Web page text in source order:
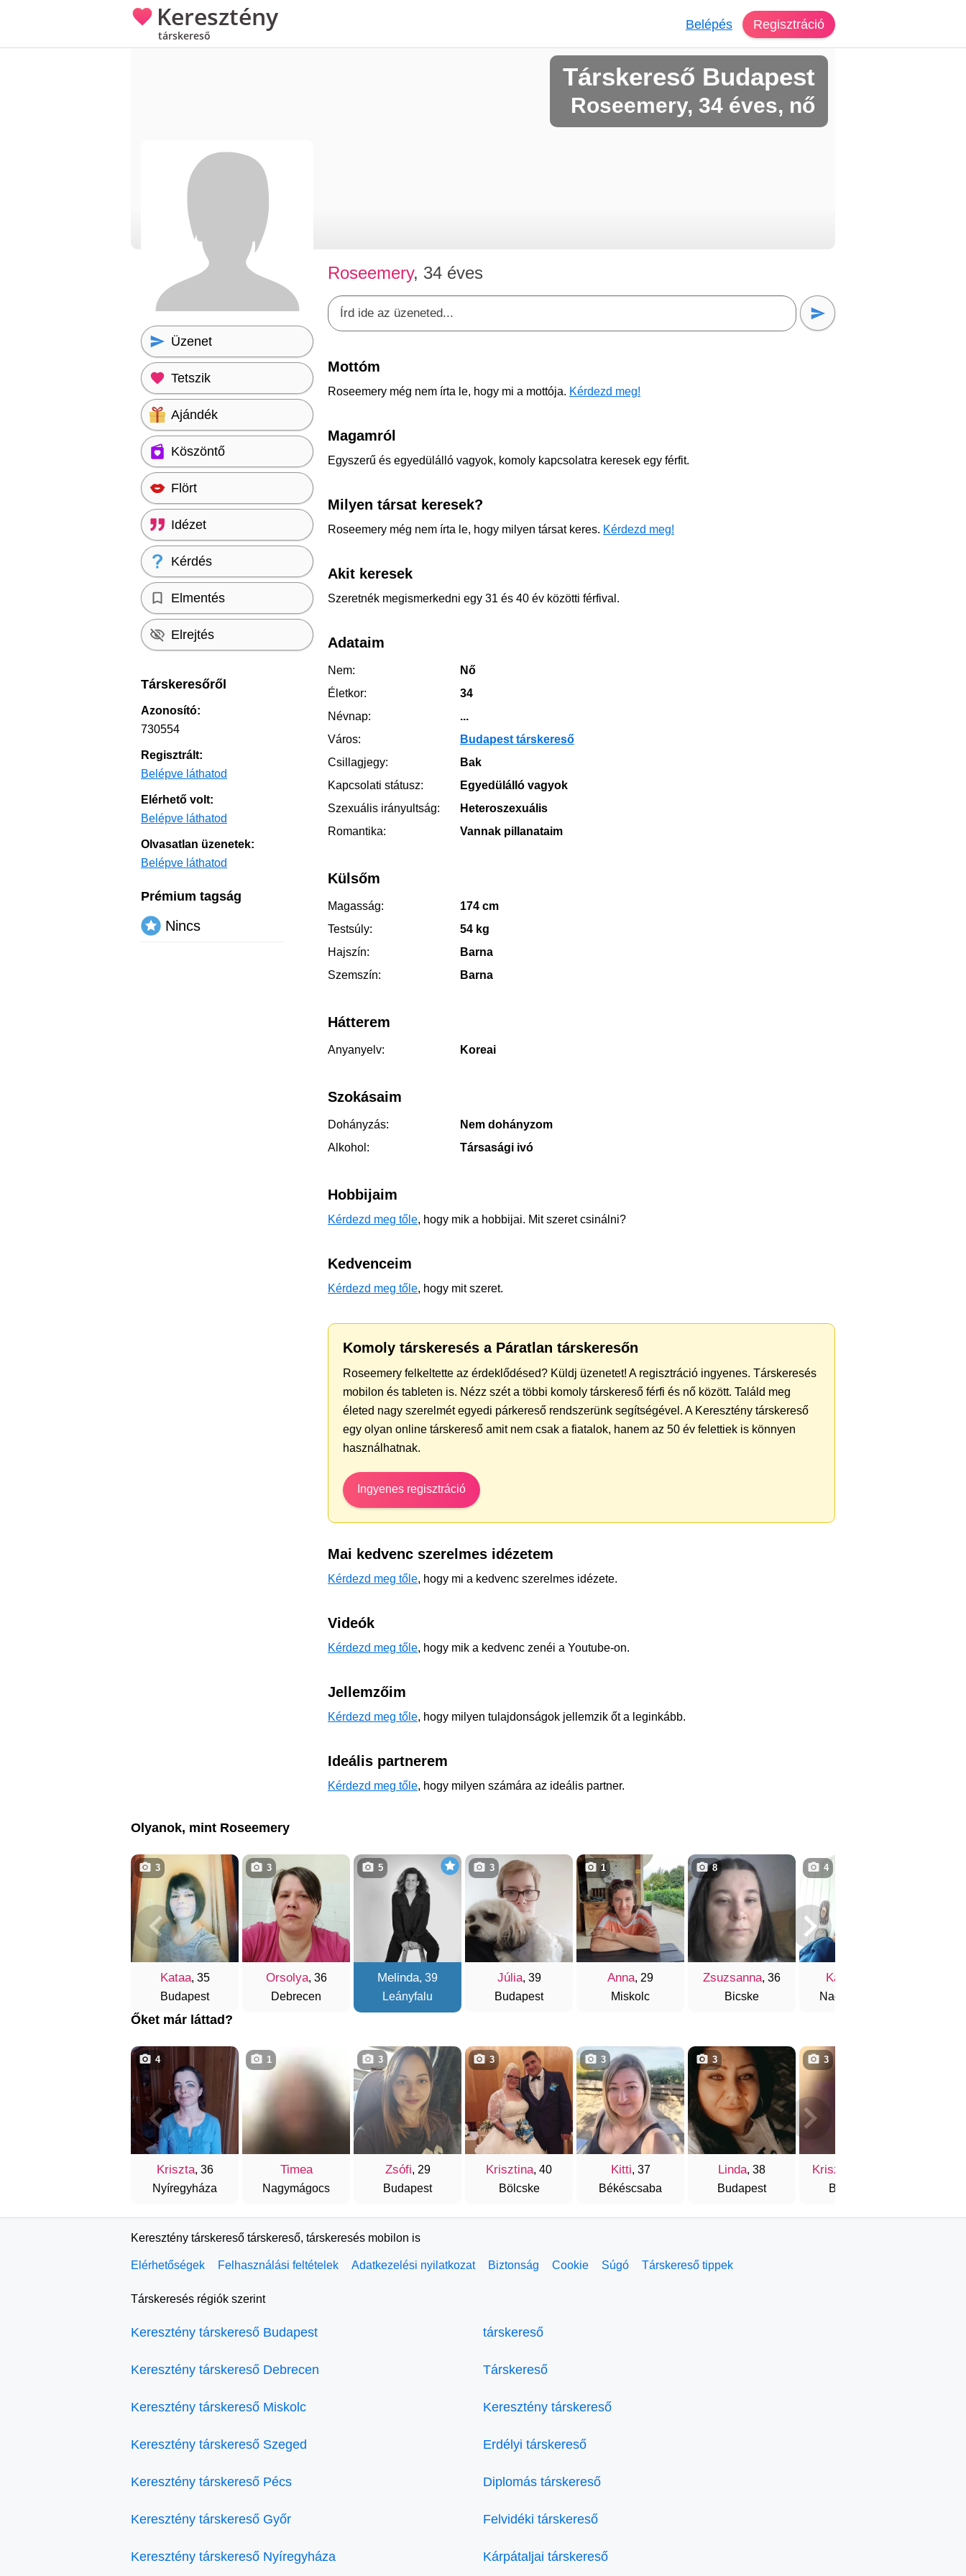
Keresztény
társkereső
Belépés Regisztráció
Társkereső Budapest
Roseemery, 34 éves, nő
Roseemery, 34 éves
Mottóm
Roseemery még nem írta le, hogy mi a mottója. Kérdezd meg!
Magamról
Egyszerű és egyedülálló vagyok, komoly kapcsolatra keresek egy férfit.
Milyen társat keresek?
Roseemery még nem írta le, hogy milyen társat keres. Kérdezd meg!
Akit keresek
Szeretnék megismerkedni egy 31 és 40 év közötti férfival.
Adataim
Nem:
Nő
Életkor:
34
Névnap:
...
Város:
Budapest társkereső
Csillagjegy:
Bak
Kapcsolati státusz:
Egyedülálló vagyok
Szexuális irányultság:
Heteroszexuális
Romantika:
Vannak pillanataim
Külsőm
Magasság:
174 cm
Testsúly:
54 kg
Hajszín:
Barna
Szemszín:
Barna
Hátterem
Anyanyelv: Koreai
Szokásaim
Dohányzás:
Nem dohányzom
Alkohol:
Társasági ivó
Hobbijaim
Kérdezd meg tőle, hogy mik a hobbijai. Mit szeret csinálni?
Kedvenceim
Kérdezd meg tőle, hogy mit szeret.
Komoly társkeresés a Páratlan társkeresőn
Roseemery felkeltette az érdeklődésed? Küldj üzenetet! A regisztráció ingyenes. Társkeresés
mobilon és tableten is. Nézz szét a többi komoly társkereső férfi és nő között. Találd meg
életed nagy szerelmét egyedi párkereső rendszerünk segítségével. A Keresztény társkereső
egy olyan online társkereső amit nem csak a fiatalok, hanem az 50 év felettiek is könnyen
használhatnak.
Ingyenes regisztráció
Mai kedvenc szerelmes idézetem
Kérdezd meg tőle, hogy mi a kedvenc szerelmes idézete.
Videók
Kérdezd meg tőle, hogy mik a kedvenc zenéi a Youtube-on.
Jellemzőim
Kérdezd meg tőle, hogy milyen tulajdonságok jellemzik őt a leginkább.
Ideális partnerem
Kérdezd meg tőle, hogy milyen számára az ideális partner.
Üzenet
Tetszik
Ajándék
Köszöntő
Flört
Idézet
Kérdés
Elmentés
Elrejtés
Társkeresőről
Azonosító:
730554
Regisztrált:
Belépve láthatod
Elérhető volt:
Belépve láthatod
Olvasatlan üzenetek:
Belépve láthatod
Prémium tagság
Nincs
Olyanok, mint Roseemery
Kataa, 35
Budapest
3
Orsolya, 36
Debrecen
3
Melinda, 39
Leányfalu
5
Júlia, 39
Budapest
3
Anna, 29
Miskolc
1
Zsuzsanna, 36
Bicske
8
Katalin
Nagyvarsány
4
Őket már láttad?
Kriszta, 36
Nyíregyháza
4
Timea
Nagymágocs
1
Zsófi, 29
Budapest
3
Krisztina, 40
Bölcske
3
Kitti, 37
Békéscsaba
3
Linda, 38
Budapest
3
Kriszta1986
Budapest
3
Keresztény társkereső társkereső, társkeresés mobilon is
Elérhetőségek Felhasználási feltételek Adatkezelési nyilatkozat Biztonság Cookie Súgó Társkereső tippek
Társkeresés régiók szerint
Keresztény társkereső Budapest
Keresztény társkereső Debrecen
Keresztény társkereső Miskolc
Keresztény társkereső Szeged
Keresztény társkereső Pécs
Keresztény társkereső Győr
Keresztény társkereső Nyíregyháza
társkereső
Társkereső
Keresztény társkereső
Erdélyi társkereső
Diplomás társkereső
Felvidéki társkereső
Kárpátaljai társkereső